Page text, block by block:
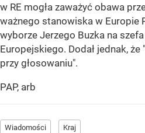
w RE mogła zaważyć obawa
ważnego stanowiska w Europie
wyborze Jerzego Buzka na
Europejskiego. Dodał jednak, że
przy głosowaniu".
PAP, arb
Wiadomości Kraj